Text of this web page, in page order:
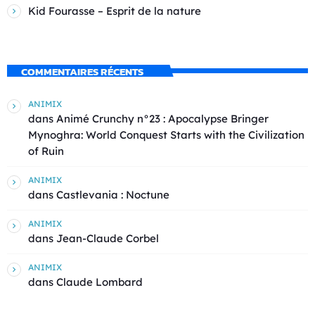
Kid Fourasse – Esprit de la nature
COMMENTAIRES RÉCENTS
ANIMIX
dans Animé Crunchy n°23 : Apocalypse Bringer
Mynoghra: World Conquest Starts with the Civilization
of Ruin
ANIMIX
dans Castlevania : Noctune
ANIMIX
dans Jean-Claude Corbel
ANIMIX
dans Claude Lombard